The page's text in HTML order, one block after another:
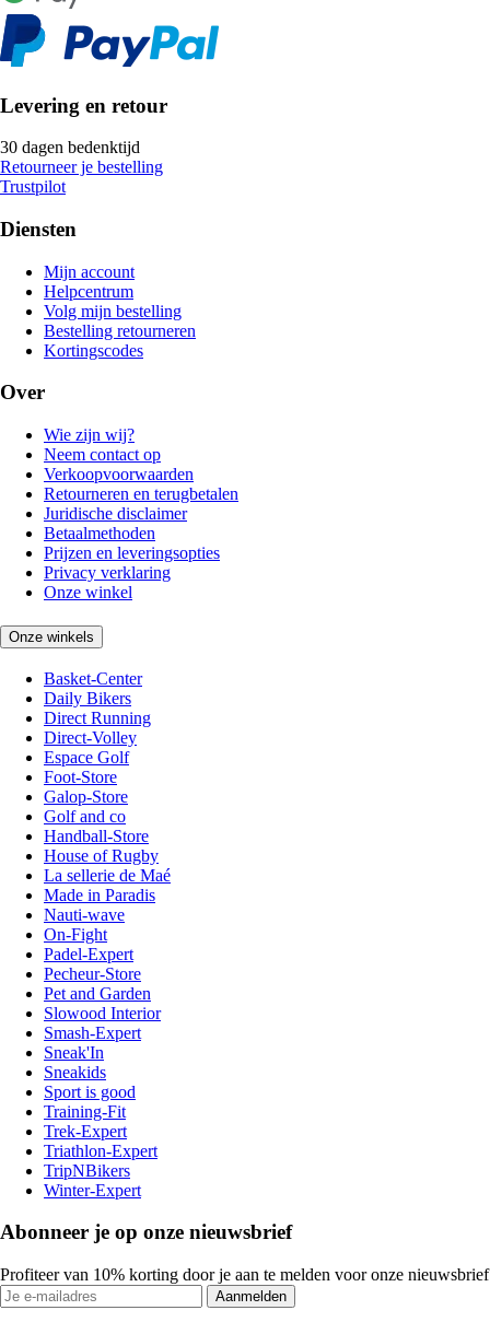
Levering en retour
30 dagen bedenktijd
Retourneer je bestelling
Trustpilot
Diensten
Mijn account
Helpcentrum
Volg mijn bestelling
Bestelling retourneren
Kortingscodes
Over
Wie zijn wij?
Neem contact op
Verkoopvoorwaarden
Retourneren en terugbetalen
Juridische disclaimer
Betaalmethoden
Prijzen en leveringsopties
Privacy verklaring
Onze winkel
Onze winkels
Basket-Center
Daily Bikers
Direct Running
Direct-Volley
Espace Golf
Foot-Store
Galop-Store
Golf and co
Handball-Store
House of Rugby
La sellerie de Maé
Made in Paradis
Nauti-wave
On-Fight
Padel-Expert
Pecheur-Store
Pet and Garden
Slowood Interior
Smash-Expert
Sneak'In
Sneakids
Sport is good
Training-Fit
Trek-Expert
Triathlon-Expert
TripNBikers
Winter-Expert
Abonneer je op onze nieuwsbrief
Profiteer van 10% korting door je aan te melden voor onze nieuwsbrief
Aanmelden